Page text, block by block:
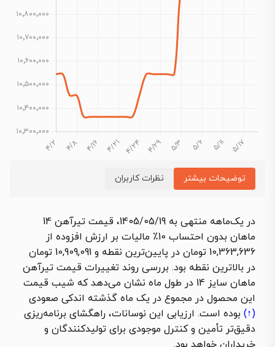
توضیحات بیشتر نظرات کاربران
در یک‌ماهه منتهی به 1405/05/19، قیمت تیرآهن 14
ماهان بدون احتساب 10٪ مالیات بر ارزش افزوده از
10,363,636 تومان در پایین‌ترین نقطه و 10,909,091 تومان
در بالاترین نقطه بود. بررسی روند تغییرات قیمت تیرآهن
ماهان سایز 14 در طول ماه نشان می‌دهد که شیب قیمت
این محصول در مجموع در یک ماه گذشته اندکی صعودی
(↑) بوده است. ارزیابی این نوسانات، راهگشای برنامه‌ریزی
دقیق‌تر تأمین و کنترل موجودی برای تولیدکنندگان و